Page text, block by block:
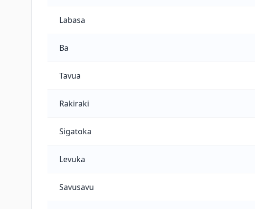
Labasa
Ba
Tavua
Rakiraki
Sigatoka
Levuka
Savusavu